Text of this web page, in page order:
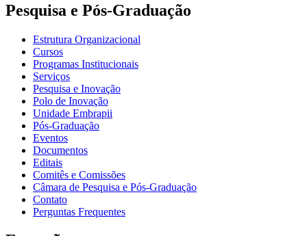
Pesquisa e Pós-Graduação
Estrutura Organizacional
Cursos
Programas Institucionais
Serviços
Pesquisa e Inovação
Polo de Inovação
Unidade Embrapii
Pós-Graduação
Eventos
Documentos
Editais
Comitês e Comissões
Câmara de Pesquisa e Pós-Graduação
Contato
Perguntas Frequentes